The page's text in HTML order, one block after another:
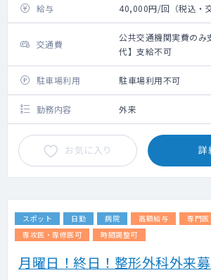
給与 40,000円/回（税込・
交通費
公共交通機関実費のみ
代】支給不可
駐車場利用 駐車場利用不可
勤務内容 外来
お気に入り 詳
スポット 日勤 病院 高額給与
専門
専攻医・専修医可
時間調整可
月曜日！終日！整形外科外来